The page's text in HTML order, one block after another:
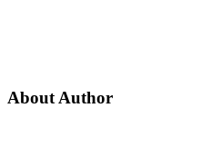
About Author